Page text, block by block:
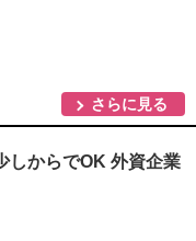
さらに見る
しからでOK 外資企業